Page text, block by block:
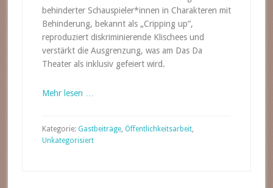
behinderter Schauspieler*innen in Charakteren mit
Behinderung, bekannt als „Cripping up“,
reproduziert diskriminierende Klischees und
verstärkt die Ausgrenzung, was am Das Da
Theater als inklusiv gefeiert wird.
Mehr lesen …
Kategorie: Gastbeiträge, Öffentlichkeitsarbeit,
Unkategorisiert